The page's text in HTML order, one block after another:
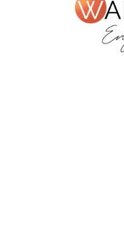
ENGLISH
Полная